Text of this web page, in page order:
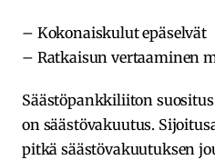
– Kokonaiskulut epäselvät
– Ratkaisun vertaaminen
Säästöpankkiliiton
on säästövakuutus.
pitkä säästövakuutuksen